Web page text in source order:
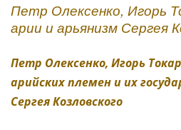
Петр Олексенко, Игорь
арии и арьянизм Сергея
Петр Олексенко, Игорь
арийских племен и их
Сергея Козловского